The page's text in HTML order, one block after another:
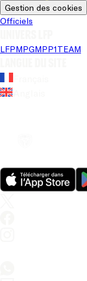
Gestion des cookies
Officiels
LFPMPGMPP1TEAM